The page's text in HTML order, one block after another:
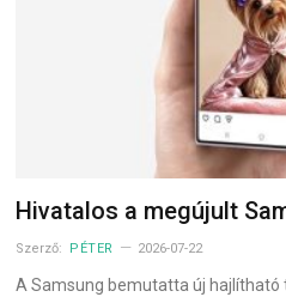
Hivatalos a megújult
Szerző: PÉTER 2026-07-22
A Samsung bemutatta új